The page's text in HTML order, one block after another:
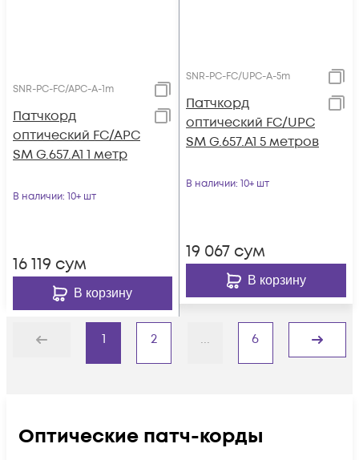
SNR-PC-FC/APC-A-1m
Патчкорд
оптический FC/APC
SM G.657.A1 1 метр
В наличии: 10+ шт
16 119 сум
В корзину
SNR-PC-FC/UPC-A-5m
Патчкорд
оптический FC/UPC
SM G.657.A1 5 метров
В наличии: 10+ шт
19 067 сум
В корзину
Назад
1 2 ... 6
Дальше
Оптические патч-корды​​